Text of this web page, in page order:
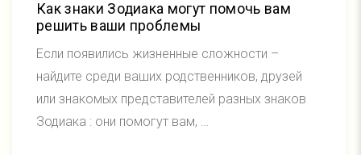
Как знаки Зодиака могут помочь вам
решить ваши проблемы
Если появились жизненные сложности –
найдите среди ваших родственников, друзей
или знакомых представителей разных знаков
Зодиака : они помогут вам, …